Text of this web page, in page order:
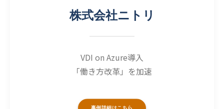
株式会社ニトリ
VDI on Azure導入
「働き方改革」を加速